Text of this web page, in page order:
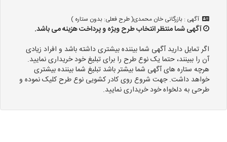
آگهی : بازرگانی خان محمدی( طرح فعلی: بدون ستاره )
آگهی شما منتظر انتخاب طرح ویژه و پرداخت هزینه می باشد.
اگر تمایل دارید آگهی شما بیننده بیشتری داشته باشد و افراد زیادی
آن را ببینند، حتما یک نوع طرح را برای تبلیغ خود خریداری نمایید.
هرچه ستاره های آگهی شما بیشتر باشد تبلیغ شما بیننده بیشتری
خواهد داشت. جهت شروع روی کادر کشویی نوع طرح کلیک نموده و
طرحی به دلخواه خود خریداری نمایید.